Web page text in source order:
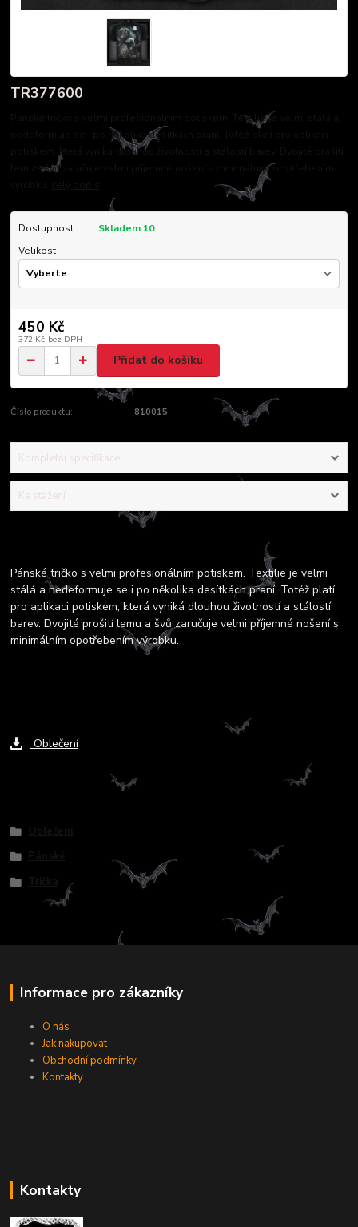
TR377600
Pánské tričko s velmi profesionálním potiskem. Textilie je velmi stálá a
nedeformuje se i po několika desítkách praní. Totéž platí pro aplikaci
potiskem, která vyniká dlouhou životností a stálostí barev. Dvojité prošití
lemu a švů zaručuje velmi příjemné nošení s minimálním opotřebením
Dostupnost
Skladem 10
Velikost
450 Kč
372 Kč bez DPH
Přidat do košíku
Číslo produktu: 810015
Kompletní specifikace
Ke stažení
Pánské tričko s velmi profesionálním potiskem. Textilie je velmi
stálá a nedeformuje se i po několika desítkách praní. Totéž platí
pro aplikaci potiskem, která vyniká dlouhou životností a stálostí
barev. Dvojité prošití lemu a švů zaručuje velmi příjemné nošení s
minimálním opotřebením výrobku.
Oblečení
Informace pro zákazníky
O nás
Jak nakupovat
Obchodní podmínky
Kontakty
Kontakty